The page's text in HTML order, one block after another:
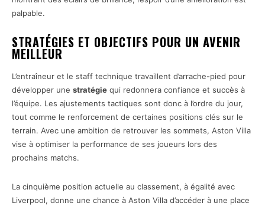
palpable.
STRATÉGIES ET OBJECTIFS POUR UN AVENIR
MEILLEUR
L’entraîneur et le staff technique travaillent d’arrache-pied pour
développer une stratégie qui redonnera confiance et succès à
l’équipe. Les ajustements tactiques sont donc à l’ordre du jour,
tout comme le renforcement de certaines positions clés sur le
terrain. Avec une ambition de retrouver les sommets, Aston Villa
vise à optimiser la performance de ses joueurs lors des
prochains matchs.
La cinquième position actuelle au classement, à égalité avec
Liverpool, donne une chance à Aston Villa d’accéder à une place